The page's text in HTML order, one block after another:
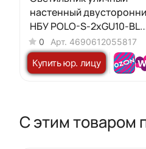
настенный
НБУ POLO-S-2хGU10-BL
алюминиевый черный
IN HOME
0 Арт. 4690612055817
Купить юр. лицу
С этим товаром